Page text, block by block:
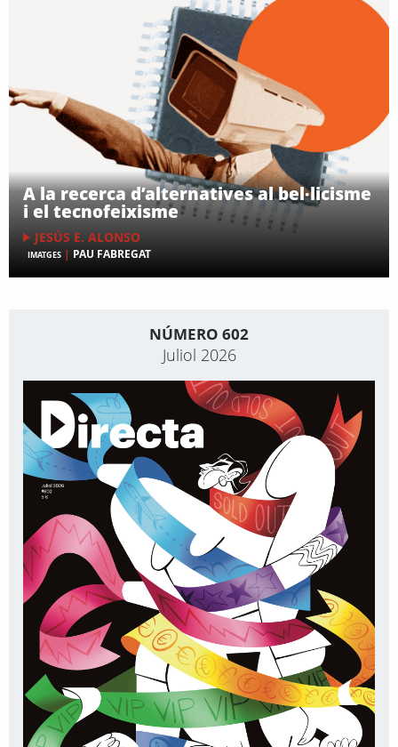
A la recerca d’alternatives al bel·licisme
i el tecnofeixisme
JESÚS E. ALONSO
IMATGES | PAU FABREGAT
NÚMERO 602
Juliol 2026